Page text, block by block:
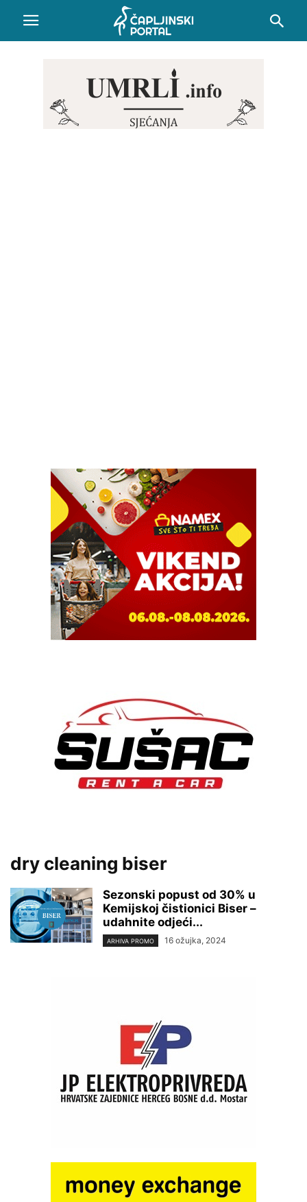
dry cleaning biser
Sezonski popust od 30% u
Kemijskoj čistionici Biser –
udahnite odjeći...
ARHIVA PROMO 16 ožujka, 2024